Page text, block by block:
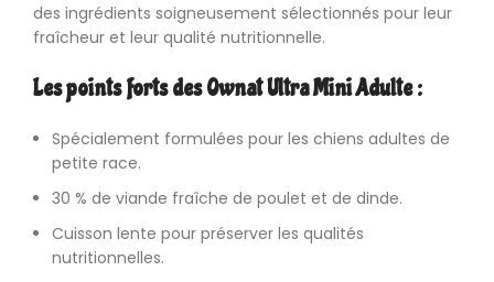
des ingrédients soigneusement sélectionnés pour leur
fraîcheur et leur qualité nutritionnelle.
Les points forts des Ownat Ultra Mini Adulte :
Spécialement formulées pour les chiens adultes de
petite race.
30 % de viande fraîche de poulet et de dinde.
Cuisson lente pour préserver les qualités
nutritionnelles.